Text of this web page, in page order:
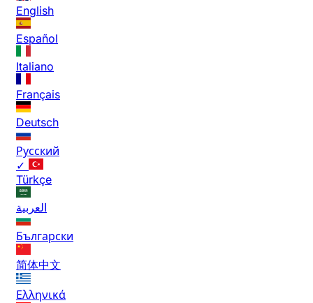
English
Español
Italiano
Français
Deutsch
Русский
✓
Türkçe
العربية
Български
简体中文
Ελληνικά